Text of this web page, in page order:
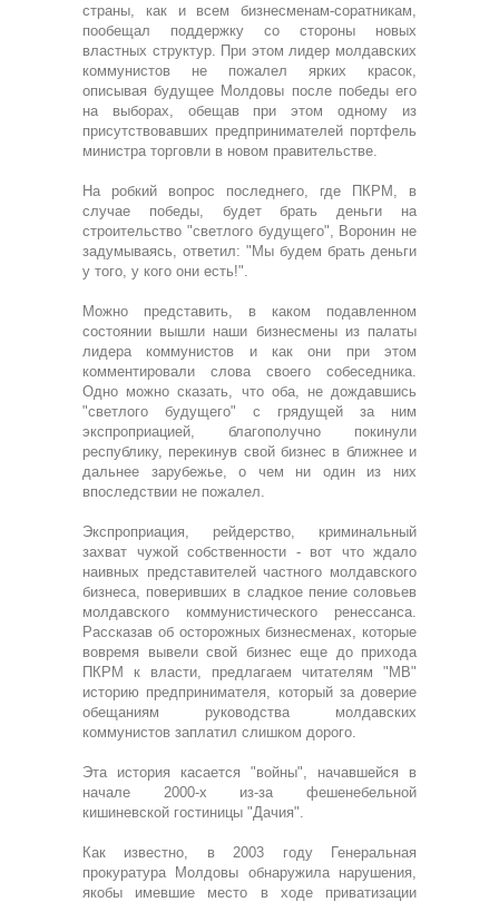
страны, как и всем бизнесменам-соратникам,
пообещал поддержку со стороны новых
властных структур. При этом лидер молдавских
коммунистов не пожалел ярких красок,
описывая будущее Молдовы после победы его
на выборах, обещав при этом одному из
присутствовавших предпринимателей портфель
министра торговли в новом правительстве.
На робкий вопрос последнего, где ПКРМ, в
случае победы, будет брать деньги на
строительство "светлого будущего", Воронин не
задумываясь, ответил: "Мы будем брать деньги
у того, у кого они есть!".
Можно представить, в каком подавленном
состоянии вышли наши бизнесмены из палаты
лидера коммунистов и как они при этом
комментировали слова своего собеседника.
Одно можно сказать, что оба, не дождавшись
"светлого будущего" с грядущей за ним
экспроприацией, благополучно покинули
республику, перекинув свой бизнес в ближнее и
дальнее зарубежье, о чем ни один из них
впоследствии не пожалел.
Экспроприация, рейдерство, криминальный
захват чужой собственности - вот что ждало
наивных представителей частного молдавского
бизнеса, поверивших в сладкое пение соловьев
молдавского коммунистического ренессанса.
Рассказав об осторожных бизнесменах, которые
вовремя вывели свой бизнес еще до прихода
ПКРМ к власти, предлагаем читателям "МВ"
историю предпринимателя, который за доверие
обещаниям руководства молдавских
коммунистов заплатил слишком дорого.
Эта история касается "войны", начавшейся в
начале 2000-х из-за фешенебельной
кишиневской гостиницы "Дачия".
Как известно, в 2003 году Генеральная
прокуратура Молдовы обнаружила нарушения,
якобы имевшие место в ходе приватизации